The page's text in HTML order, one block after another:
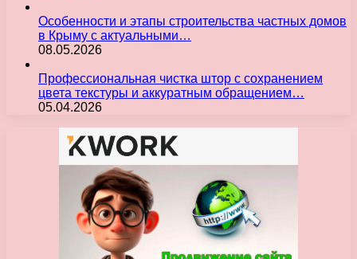
Особенности и этапы строительства частных домов
в Крыму с актуальными…
08.05.2026
Профессиональная чистка штор с сохранением
цвета текстуры и аккуратным обращением…
05.04.2026